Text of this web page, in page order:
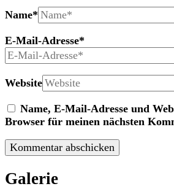
Name*
E-Mail-Adresse*
Website
Name, E-Mail-Adresse und
Browser für meinen nächsten
Galerie